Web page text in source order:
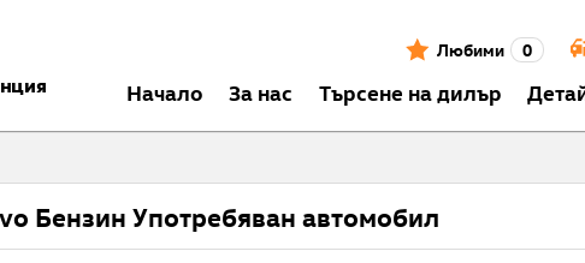
Любими 0
Началo За нас Търсене на дилър
Бензин Употребяван автомобил